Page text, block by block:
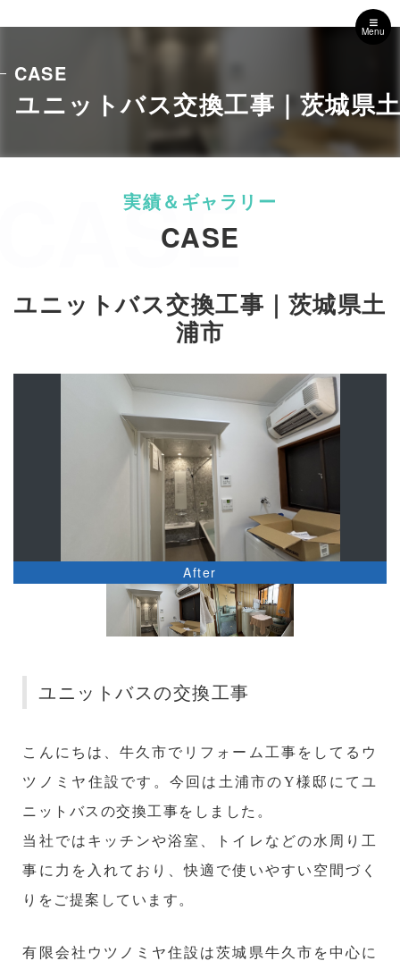
Menu
ユニットバス交換工事｜茨城県
CASE
CASE
ユニットバス交換工事｜茨城県土
浦市
After
ユニットバスの交換工事
こんにちは、牛久市でリフォーム工事をしてるウ
ツノミヤ住設です。今回は土浦市のY様邸にてユ
ニットバスの交換工事をしました。
当社ではキッチンや浴室、トイレなどの水周り工
事に力を入れており、快適で使いやすい空間づく
りをご提案しています。
有限会社ウツノミヤ住設は茨城県牛久市を中心に